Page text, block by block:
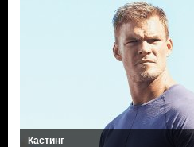
Кастинг